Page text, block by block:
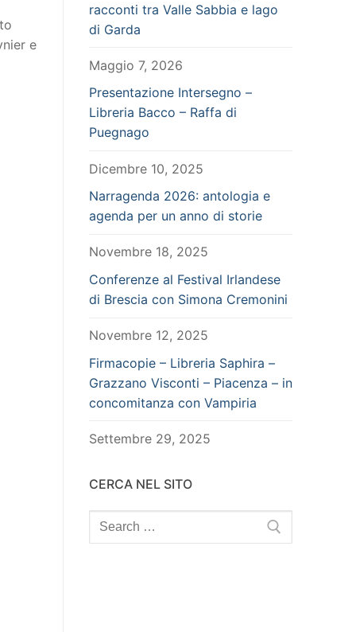
e
racconti tra Valle Sabbia e lago
di Garda
Maggio 7, 2026
Presentazione Intersegno –
Libreria Bacco – Raffa di
Puegnago
Dicembre 10, 2025
Narragenda 2026: antologia e
agenda per un anno di storie
Novembre 18, 2025
Conferenze al Festival Irlandese
di Brescia con Simona Cremonini
Novembre 12, 2025
Firmacopie – Libreria Saphira –
Grazzano Visconti – Piacenza – in
concomitanza con Vampiria
Settembre 29, 2025
CERCA NEL SITO
Search